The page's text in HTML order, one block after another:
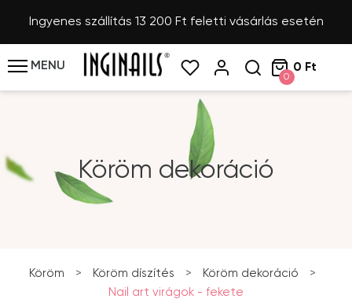
Ingyenes szállítás 13 200 Ft feletti vásárlás esetén
MENU
0
0 Ft
Köröm dekoráció
Köröm > Köröm díszítés > Köröm dekoráció
>
Nail art virágok - fekete